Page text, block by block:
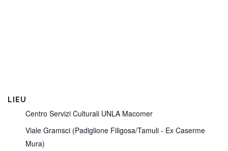
LIEU
Centro Servizi Culturali UNLA Macomer
Viale Gramsci (Padiglione Filigosa/Tamuli - Ex Caserme
Mura)